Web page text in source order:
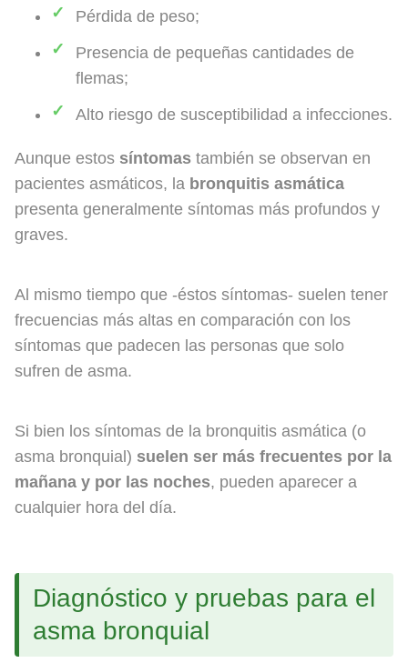
Pérdida de peso;
Presencia de pequeñas cantidades de
flemas;
Alto riesgo de susceptibilidad a infecciones.
Aunque estos síntomas también se observan en
pacientes asmáticos, la bronquitis asmática
presenta generalmente síntomas más profundos y
graves.
Al mismo tiempo que -éstos síntomas- suelen tener
frecuencias más altas en comparación con los
síntomas que padecen las personas que solo
sufren de asma.
Si bien los síntomas de la bronquitis asmática (o
asma bronquial) suelen ser más frecuentes por la
mañana y por las noches, pueden aparecer a
cualquier hora del día.
Diagnóstico y pruebas para el
asma bronquial